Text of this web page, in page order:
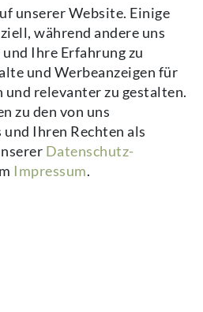
widerrufen.**
unserer Website. Einige
während andere uns
Ihre Erfahrung zu
und Werbeanzeigen für
und relevanter zu gestalten.
zu den von uns
Ihren Rechten als
Daten­schutz­
Impressum.